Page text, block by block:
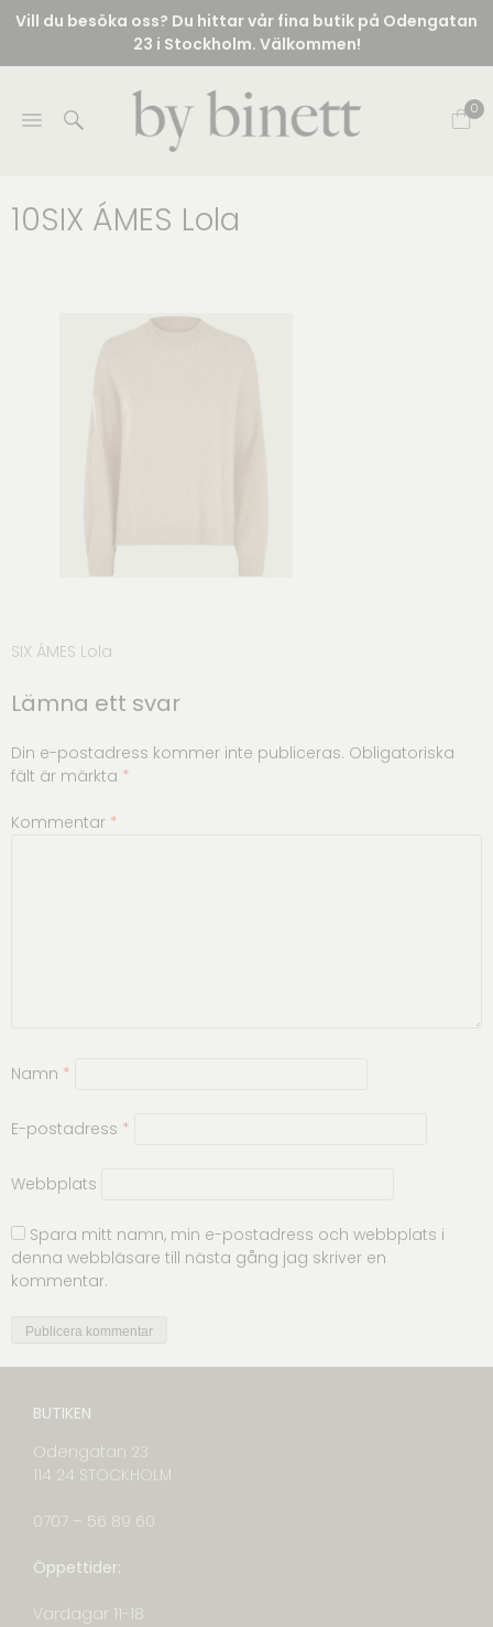
Vill du besöka oss? Du hittar vår fina butik på Odengatan
23 i Stockholm. Välkommen!
0
10SIX ÁMES Lola
Inläggsnavigering
SIX ÁMES Lola
Lämna ett svar
Din e-postadress kommer inte publiceras. Obligatoriska
fält är märkta *
Kommentar *
Namn *
E-postadress *
Webbplats
Spara mitt namn, min e-postadress och webbplats i
denna webbläsare till nästa gång jag skriver en
kommentar.
BUTIKEN
Odengatan 23
114 24 STOCKHOLM
0707 – 56 89 60
Öppettider:
Vardagar 11-18